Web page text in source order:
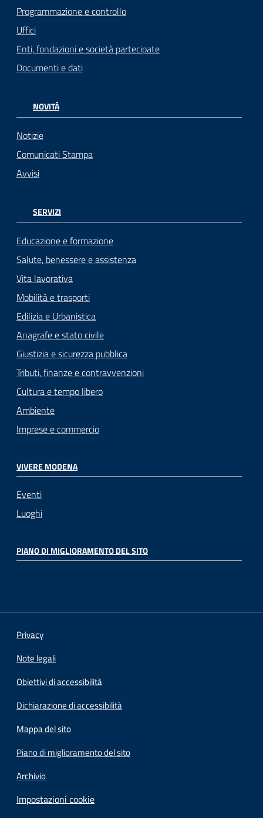
Programmazione e controllo
Uffici
Enti, fondazioni e società partecipate
Documenti e dati
NOVITÀ
Notizie
Comunicati Stampa
Avvisi
SERVIZI
Educazione e formazione
Salute, benessere e assistenza
Vita lavorativa
Mobilità e trasporti
Edilizia e Urbanistica
Anagrafe e stato civile
Giustizia e sicurezza pubblica
Tributi, finanze e contravvenzioni
Cultura e tempo libero
Ambiente
Imprese e commercio
VIVERE MODENA
Eventi
Luoghi
PIANO DI MIGLIORAMENTO DEL SITO
Privacy
Note legali
Obiettivi di accessibilità
Dichiarazione di accessibilità
Mappa del sito
Piano di miglioramento del sito
Archivio
Impostazioni cookie